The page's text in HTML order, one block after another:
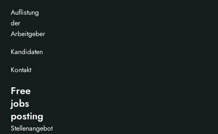
Auflistung
der
Arbeitgeber
Kandidaten
Kontakt
Free
jobs
posting
Stellenangebot